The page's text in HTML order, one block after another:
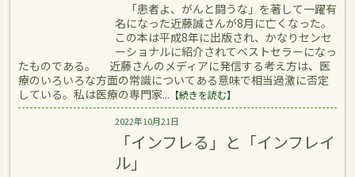
「患者よ、がんと闘うな」を著して一躍有
名になった近藤誠さんが8月に亡くなった。
この本は平成8年に出版され、かなりセンセ
ーショナルに紹介されてベストセラーになっ
たものである。 近藤さんのメディアに発信する考え方は、医
療のいろいろな方面の常識についてある意味で相当過激に否定
している。私は医療の専門家... 【続きを読む】
2022年10月21日
「インフレる」と「インフレイ
ル」